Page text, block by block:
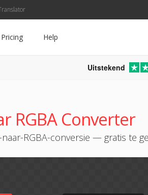
Pricing Help
Uitstekend
RGBA Converter
RGBA-conversie — gratis te